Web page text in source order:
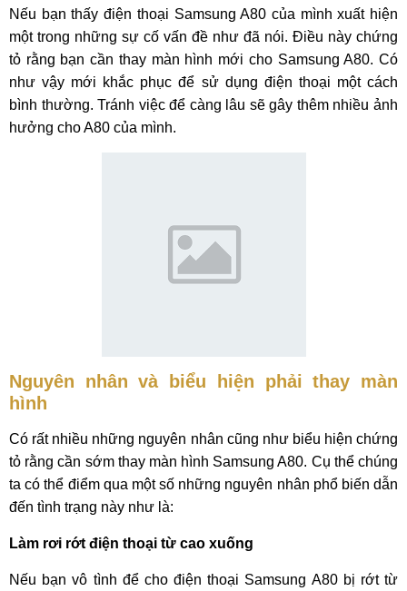
Nếu bạn thấy điện thoại Samsung A80 của mình xuất hiện
một trong những sự cố vấn đề như đã nói. Điều này chứng
tỏ rằng bạn cần thay màn hình mới cho Samsung A80. Có
như vậy mới khắc phục để sử dụng điện thoại một cách
bình thường. Tránh việc để càng lâu sẽ gây thêm nhiều ảnh
hưởng cho A80 của mình.
Nguyên nhân và biểu hiện phải thay màn
hình
Có rất nhiều những nguyên nhân cũng như biểu hiện chứng
tỏ rằng cần sớm thay màn hình Samsung A80. Cụ thể chúng
ta có thể điểm qua một số những nguyên nhân phổ biến dẫn
đến tình trạng này như là:
Làm rơi rớt điện thoại từ cao xuống
Nếu bạn vô tình để cho điện thoại Samsung A80 bị rớt từ